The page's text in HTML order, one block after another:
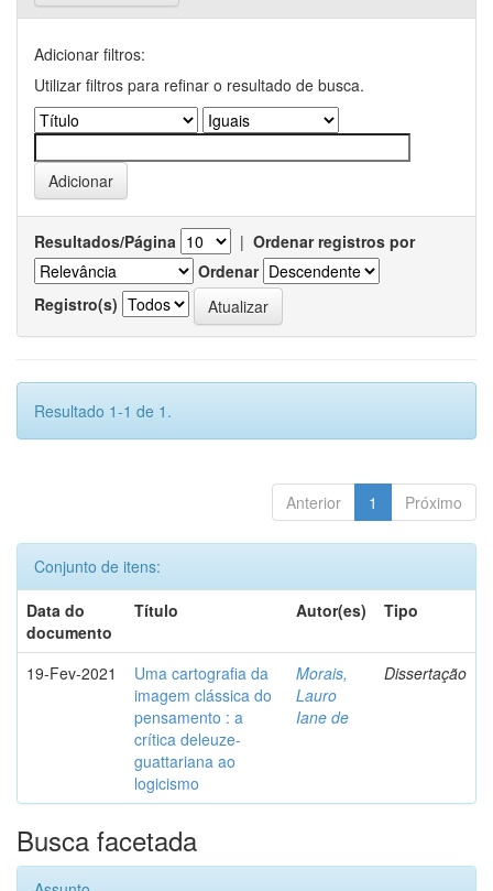
Adicionar filtros:
Utilizar filtros para refinar o resultado de busca.
Resultados/Página | Ordenar registros por
Ordenar
Registro(s)
Resultado 1-1 de 1.
Anterior 1 Próximo
Conjunto de itens:
Data do
documento
Título Autor(es) Tipo
19-Fev-2021
Uma cartografia da
imagem clássica do
pensamento : a
crítica deleuze-
guattariana ao
logicismo
Morais,
Lauro
Iane de
Dissertação
Busca facetada